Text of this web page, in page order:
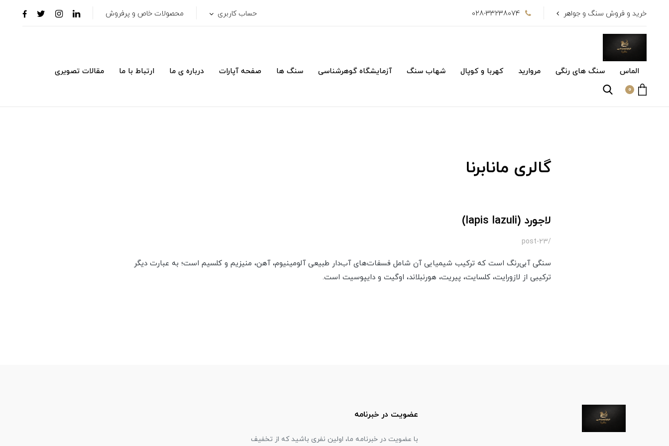
خرید و فروش سنگ و جواهر 028-33238074 حساب کاربری محصولات خاص و پرفروش
الماس سنگ های رنگی مروارید کهربا و کوپال شهاب سنگ آزمایشگاه گوهرشناسی سنگ ها صفحه آپارات درباره ی ما ارتباط با ما مقالات تصویری
0
گالری مانابرنا
لاجورد (lapis lazuli)
/post-23
سنگی آبی‌رنگ است که ترکیب شیمیایی آن شامل فسفات‌های آب‌دار طبیعی آلومینیوم، آهن، منیزیم و کلسیم است؛ به عبارت دیگر
ترکیبی از لازورایت، کلسایت، پیریت، هورنبلاند، اوگیت و دایپوسیت است.
عضویت در خبرنامه
با عضویت در خبرنامه ما، اولین نفری باشید که از تخفیف